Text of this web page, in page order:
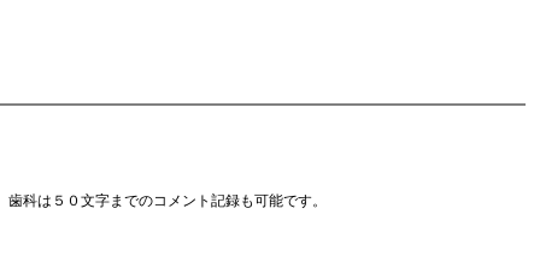
科は５０文字までのコメント記録も可能です。